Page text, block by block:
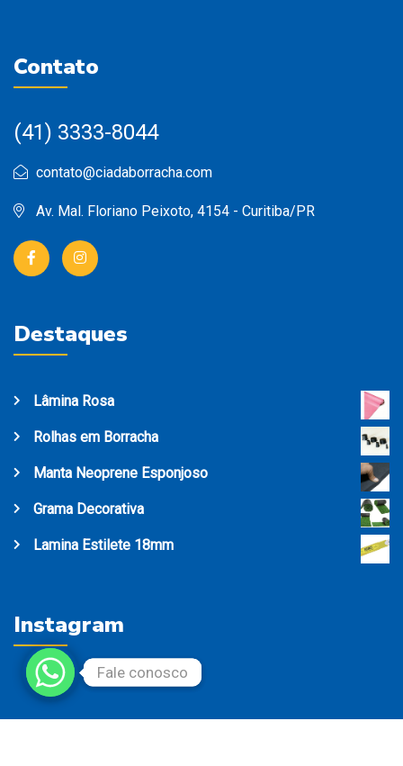
Contato
(41) 3333-8044
contato@ciadaborracha.com
Av. Mal. Floriano Peixoto, 4154 - Curitiba/PR
Destaques
Lâmina Rosa
Rolhas em Borracha
Manta Neoprene Esponjoso
Grama Decorativa
Lamina Estilete 18mm
Instagram
Fale conosco
Fale conosco